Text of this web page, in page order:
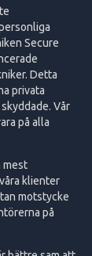
Secure
Detta
privata
Vår
på alla
mest
klienter
motstycke
på